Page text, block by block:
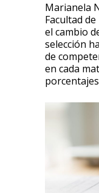
Marianela
Facultad
el cambio
selección
de
en cada